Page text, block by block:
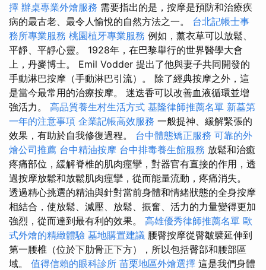
擇 辦桌專業外燴服務 需要指出的是，按摩是預防和治療疾
病的最古老、最令人愉悅的自然方法之一。 台北記帳士事
務所專業服務 桃園植牙專業服務 例如，薰衣草可以放鬆、
平靜、平靜心靈。 1928年，在巴黎舉行的世界醫學大會
上，丹麥博士。 Emil Vodder 提出了他與妻子共同開發的
手動淋巴按摩（手動淋巴引流）。 除了經典按摩之外，這
是當今最常用的治療按摩。 迷迭香可以改善血液循環並增
強活力。 高品質養生村生活方式 基隆律師推薦名單 新墓第
一年的注意事項 企業記帳高效服務 一般提神、緩解緊張的
效果，有助於自我修復過程。 台中體態矯正服務 可靠的外
燴公司推薦 台中精油按摩 台中排毒養生館服務 放鬆和治癒
疼痛部位，緩解脊椎的肌肉痙攣，對器官有直接的作用，透
過按摩放鬆和放鬆肌肉痙攣，從而能量流動，疼痛消失。
透過精心挑選的精油與針對當前身體和情緒狀態的全身按摩
相結合，使放鬆、減壓、放鬆、振奮、活力的力量變得更加
強烈，從而達到最有利的效果。 高雄優秀律師推薦名單 歐
式外燴的精緻體驗 墓地購置建議 腰臀按摩從臀皺襞延伸到
第一腰椎（位於下肋骨正下方），所以包括臀部和腰部區
域。 值得信賴的眼科診所 苗栗地區外燴選擇 這是我們身體